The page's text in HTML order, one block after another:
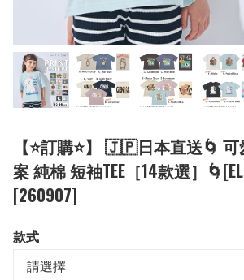
【⭐訂購⭐】 🇯🇵日本直送🌀
案 純棉 短袖TEE［14款選］
[260907]
款式